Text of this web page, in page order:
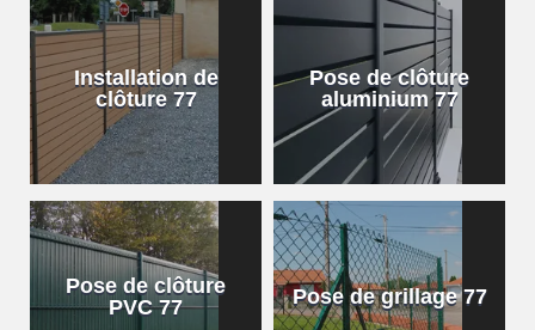
Installation de
clôture 77
Pose de clôture
aluminium 77
Pose de clôture
PVC 77
Pose de grillage 77